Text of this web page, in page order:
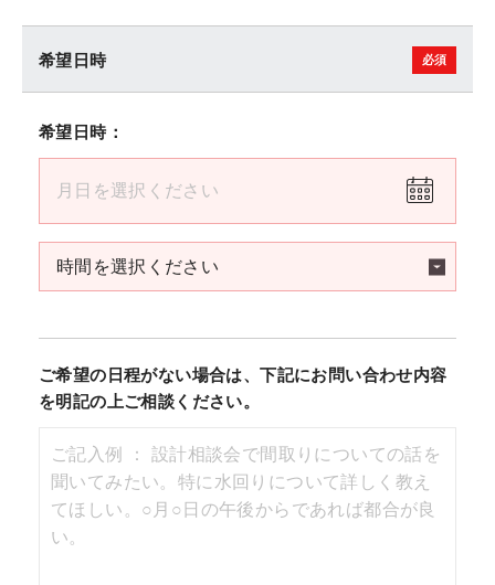
希望日時
希望日時：
ご希望の日程がない場合は、下記にお問い合わせ内容
を明記の上ご相談ください。